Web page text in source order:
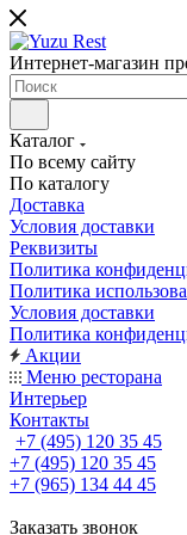
Интернет-магазин
Каталог
По всему сайту
По каталогу
Доставка
Условия доставки
Реквизиты
Политика
Политика
Условия доставки
Политика
Акции
Меню ресторана
Интерьер
Контакты
+7 (495) 120 35 45
+7 (495) 120 35 45
+7 (965) 134 44 45
Заказать звонок